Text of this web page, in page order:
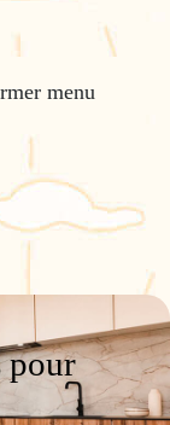
menu
pour